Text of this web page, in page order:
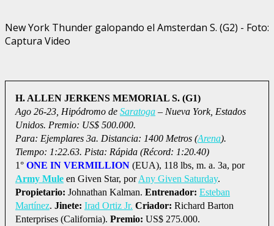
New York Thunder galopando el Amsterdan S. (G2) - Foto:
Captura Video
H. ALLEN JERKENS MEMORIAL S. (G1)
Ago 26-23, Hipódromo de Saratoga – Nueva York, Estados
Unidos. Premio: US$ 500.000.
Para: Ejemplares 3a. Distancia: 1400 Metros (Arena).
Tiempo: 1:22.63. Pista: Rápida (Récord: 1:20.40)
1° ONE IN VERMILLION (EUA), 118 lbs, m. a. 3a, por
Army Mule en Given Star, porAny Given Saturday.
Propietario: Johnathan Kalman. Entrenador: Esteban
Martínez. Jinete: Irad Ortiz Jr. Criador: Richard Barton
Enterprises (California). Premio: US$ 275.000.